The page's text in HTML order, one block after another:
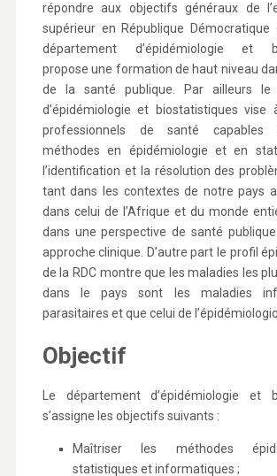
répondre aux objectifs généraux de
supérieur en République Démocratique
département d’épidémiologie et
propose une formation de haut niveau
de la santé publique. Par ailleurs le
d’épidémiologie et biostatistiques
professionnels de santé capables
méthodes en épidémiologie et en
l’identification et la résolution des
tant dans les contextes de notre pays
dans celui de l’Afrique et du monde
dans une perspective de santé
approche clinique. D’autre part le profil
de la RDC montre que les maladies les
dans le pays sont les maladies
parasitaires et que celui de
Objectif
Le département d’épidémiologie et
s’assigne les objectifs suivants :
Maîtriser les méthodes
statistiques et informatiques ;